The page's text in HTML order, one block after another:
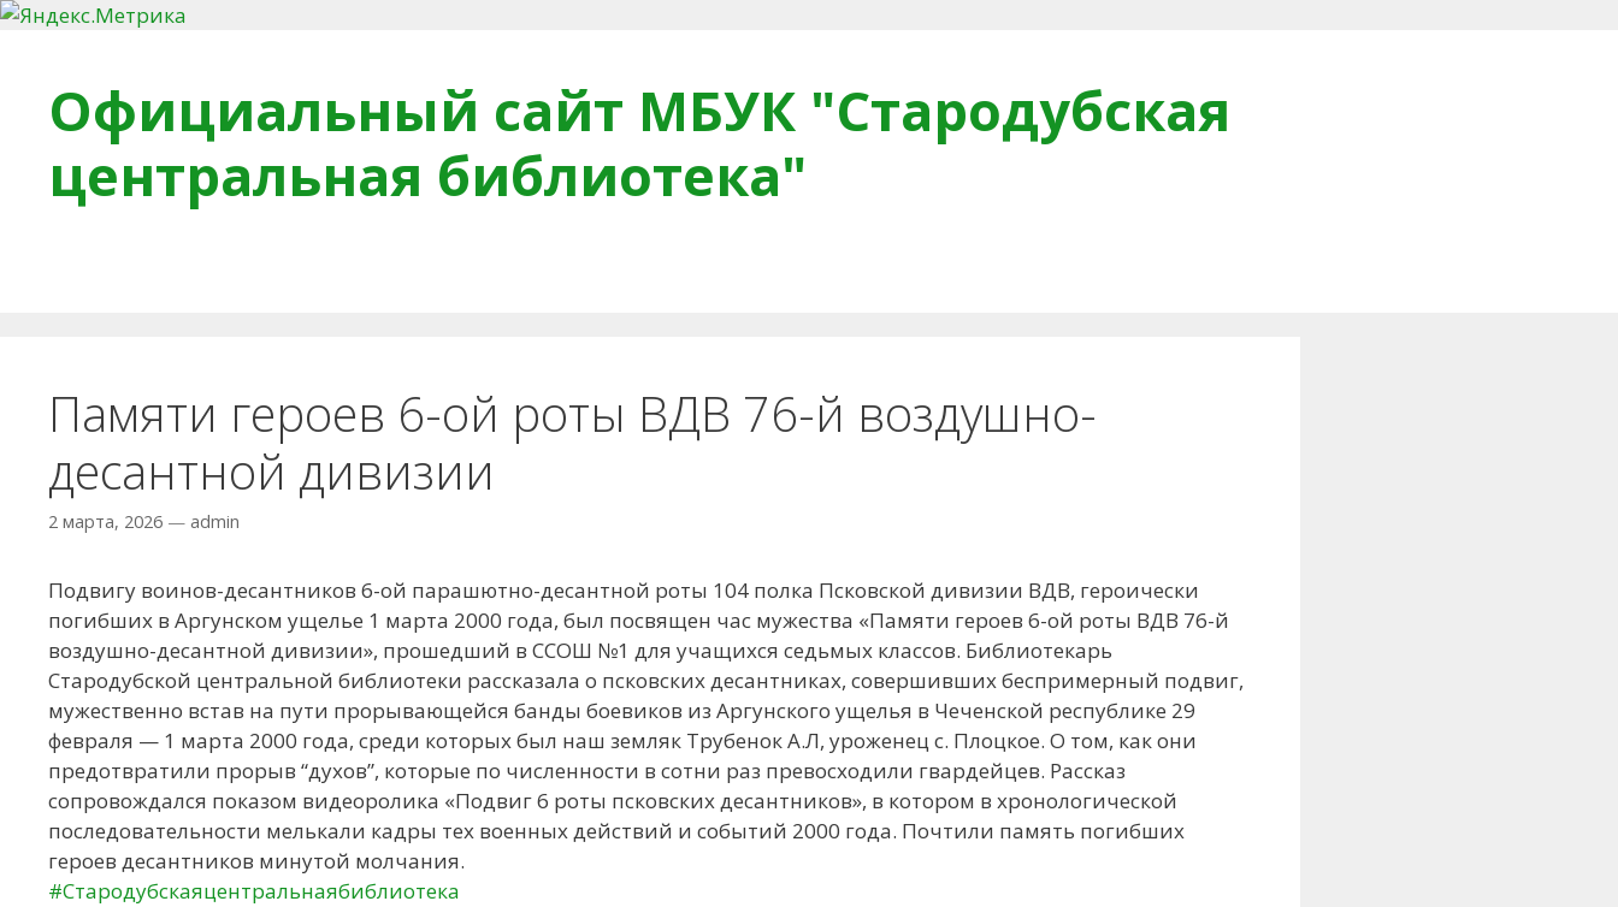
Официальный сайт МБУК "Стародубская
центральная библиотека"
Памяти героев 6-ой роты ВДВ 76-й воздушно-
десантной дивизии
2 марта, 2026 — admin
Подвигу воинов-десантников 6-ой парашютно-десантной роты 104 полка Псковской дивизии ВДВ, героически
погибших в Аргунском ущелье 1 марта 2000 года, был посвящен час мужества «Памяти героев 6-ой роты ВДВ 76-й
воздушно-десантной дивизии», прошедший в ССОШ №1 для учащихся седьмых классов. Библиотекарь
Стародубской центральной библиотеки рассказала о псковских десантниках, совершивших беспримерный подвиг,
мужественно встав на пути прорывающейся банды боевиков из Аргунского ущелья в Чеченской республике 29
февраля — 1 марта 2000 года, среди которых был наш земляк Трубенок А.Л, уроженец с. Плоцкое. О том, как они
предотвратили прорыв “духов”, которые по численности в сотни раз превосходили гвардейцев. Рассказ
сопровождался показом видеоролика «Подвиг 6 роты псковских десантников», в котором в хронологической
последовательности мелькали кадры тех военных действий и событий 2000 года. Почтили память погибших
героев десантников минутой молчания.
#Стародубскаяцентральнаябиблиотека